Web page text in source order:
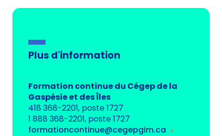
Plus d'information
Formation continue du Cégep de la
Gaspésie et des Îles
418 368-2201, poste 1727
1 888 368-2201, poste 1727
formationcontinue@cegepgim.ca